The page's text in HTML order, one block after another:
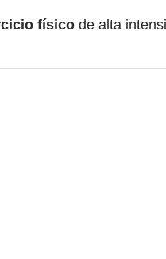
físicode alta